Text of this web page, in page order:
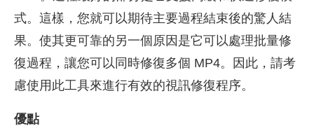
式。這樣，您就可以期待主要過程結束後的驚人結
果。使其更可靠的另一個原因是它可以處理批量修
復過程，讓您可以同時修復多個 MP4。因此，請考
慮使用此工具來進行有效的視訊修復程序。
優點